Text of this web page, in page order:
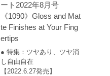
ート2022年8月号
《1090》Gloss and Mat
te Finishes at Your Fing
ertips
● 特集：ツヤあり、ツヤ消
し自由自在
【2022.6.27発売】